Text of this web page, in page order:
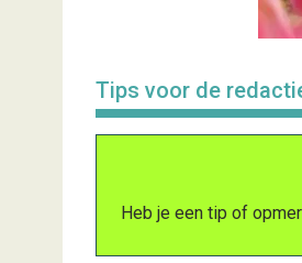
Tips voor de
Heb je een tip of